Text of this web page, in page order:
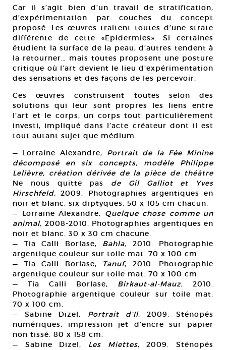
Car il s’agit bien d’un travail de stratification,
d’expérimentation par couches du concept
proposé. Les œuvres traitent toutes d’une strate
différente de cette «Epidermies». Si certaines
étudient la surface de la peau, d’autres tendent à
la retourner… mais toutes proposent une posture
critique où l’art devient le lieu d’expérimentation
des sensations et des façons de les percevoir.
Ces œuvres construisent toutes selon des
solutions qui leur sont propres les liens entre
l’art et le corps, un corps tout particulièrement
investi, impliqué dans l’acte créateur dont il est
tout autant sujet que médium.
— Lorraine Alexandre, Portrait de la Fée Minine
décomposé en six concepts, modèle Philippe
Lelièvre, création dérivée de la pièce de théâtre
Ne nous quitte pas de Gil Galliot et Yves
Hirschfeld, 2009. Photographies argentiques en
noir et blanc, six diptyques. 50 x 105 cm chacun.
— Lorraine Alexandre, Quelque chose comme un
animal, 2008-2010. Photographies argentiques en
noir et blanc. 30 x 30 cm chacune.
— Tia Calli Borlase, Bahla, 2010. Photographie
argentique couleur sur toile mat. 70 x 100 cm.
— Tia Calli Borlase, Tanuf, 2010. Photographie
argentique couleur sur toile mat. 70 x 100 cm.
— Tia Calli Borlase, Birkaut-al-Mauz, 2010.
Photographie argentique couleur sur toile mat.
70 x 100 cm.
— Sabine Dizel, Portrait d’Il, 2009. Sténopés
numériques, impression jet d’encre sur papier
non tissé. 80 x 158 cm.
— Sabine Dizel, Les Miettes, 2009. Sténopés